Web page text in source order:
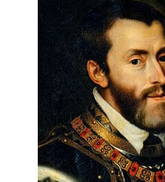
de Mühlberg en 1546 contre
allemands, il put régler le sort
détacha de l’Empire, et ouvrir
domination universelle
Philippe à Mary Tudor, reine
trahison de son ancien allié
l’apogée de son règne se situe
Ses dernières déconvenues,
déplorable, le poussèrent à
nombreuses possessions en